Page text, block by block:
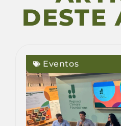
DESTE
Eventos